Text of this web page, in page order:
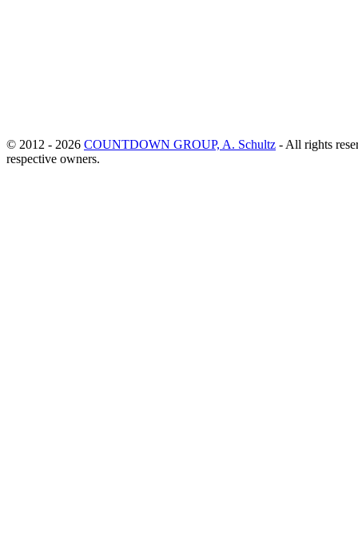
© 2012 - 2026 COUNTDOWN GROUP, A. Schultz - All rights
respective owners.